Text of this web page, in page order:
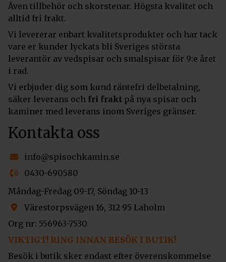
Även tillbehör och skorstenar. Högsta kvalitet och
alltid fri frakt.
Vi levererar enbart kvalitetsprodukter och har tack
vare er kunder lyckats bli Sveriges största
leverantör av vedspisar och smalspisar för 9:e året
i rad.
Vi erbjuder dig som kund räntefri delbetalning,
säker leverans och fri frakt på nya spisar och
kaminer med leverans inom Sveriges gränser.
Kontakta oss
info@spisochkamin.se
0430-690580
Måndag-Fredag 09-17, Söndag 10-13
Värestorpsvägen 16, 312 95 Laholm
Org nr: 556963-7530
VIKTIGT! RING INNAN BESÖK I BUTIK!
Besök i butik sker endast efter överenskommelse